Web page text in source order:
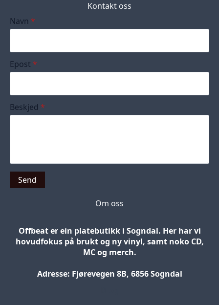
Kontakt oss
Navn *
Epost *
Beskjed *
Send
Om oss
Offbeat er ein platebutikk i Sogndal. Her har vi
hovudfokus på brukt og ny vinyl, samt noko CD,
MC og merch.
Adresse: Fjørevegen 8B, 6856 Sogndal